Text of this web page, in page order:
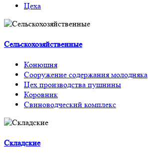
Цеха
Сельскохозяйственные
Конюшня
Сооружение содержания молодняка
Цех производства пушнины
Коровник
Свиноводческий комплекс
Складские